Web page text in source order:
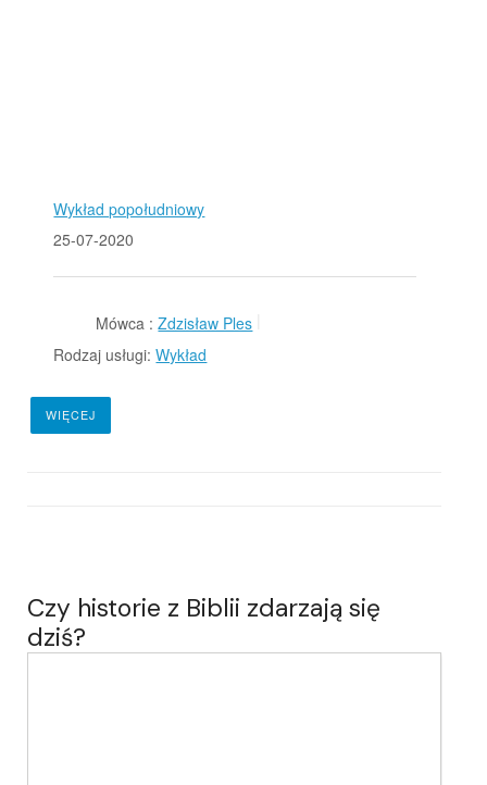
Wykład popołudniowy
25-07-2020
Mówca : Zdzisław Ples
Rodzaj usługi: Wykład
WIĘCEJ
Czy historie z Biblii zdarzają się
dziś?